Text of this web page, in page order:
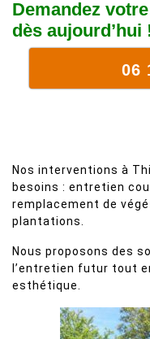
Demandez
dès aujourd’hui
06
Nos interventions à
besoins : entretien
remplacement de
plantations.
Nous proposons des
l’entretien futur tout
esthétique.